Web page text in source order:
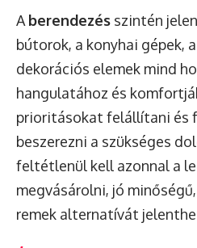
A berendezés szintén
bútorok, a konyhai gépek,
dekorációs elemek mind
hangulatához és
prioritásokat felállítani és
beszerezni a szükséges
feltétlenül kell azonnal a
megvásárolni, jó
remek alternatívát